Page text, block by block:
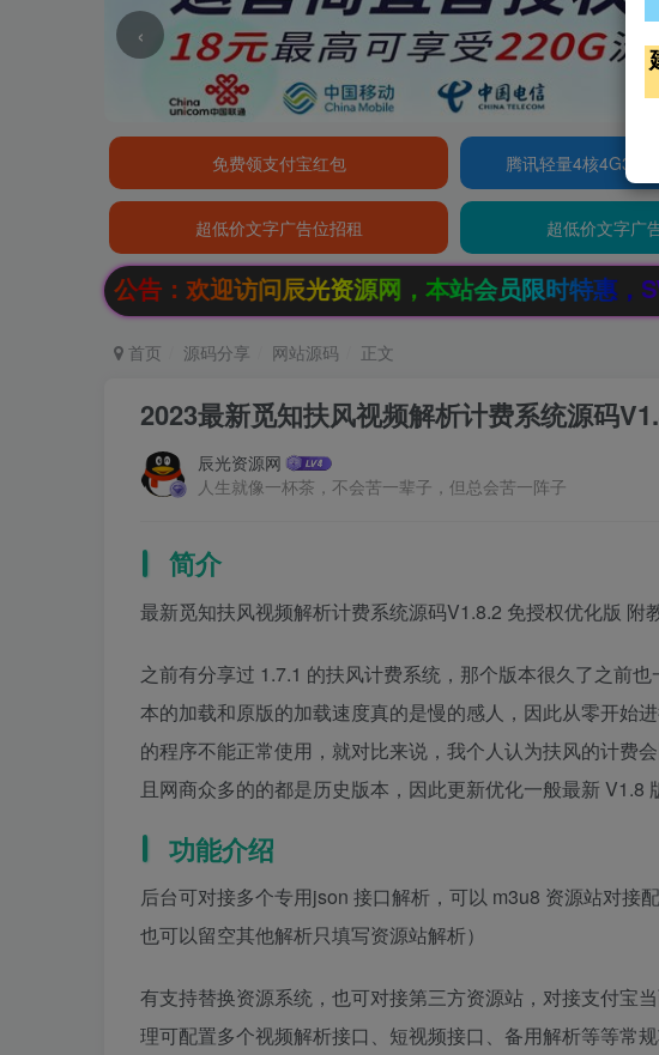
‹
免费领支付宝红包 腾讯轻量4核4G3M
超低价文字广告位招租 超低价文字广
辰光资源网，本站会员限时特惠，SVIP终生会员只需99元
首页 源码分享 网站源码 正文
2023最新觅知扶风视频解析计费系统源码
辰光资源网
人生就像一杯茶，不会苦一辈子，但总会苦一阵子
简介
最新觅知扶风视频解析计费系统源码V1.8.2 免授权优化版 附
之前有分享过 1.7.1 的扶风计费系统，那个版本很久了之前
本的加载和原版的加载速度真的是慢的感人，因此从零开始
的程序不能正常使用，就对比来说，我个人认为扶风的计费
且网商众多的的都是历史版本，因此更新优化一般最新 V1.8
功能介绍
后台可对接多个专用json 接口解析，可以 m3u8 资源站对接
也可以留空其他解析只填写资源站解析）
有支持替换资源系统，也可对接第三方资源站，对接支付宝
理可配置多个视频解析接口、短视频接口、备用解析等等常